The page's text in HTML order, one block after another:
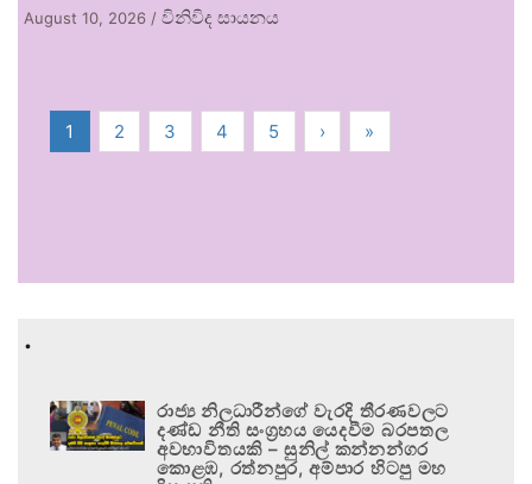
August 10, 2026 / විනිවිද සායනය
1 2 3 4 5 › »
.
රාජ්‍ය නිලධාරීන්ගේ වැරදි තීරණවලට
දණ්ඩ නීති සංග්‍රහය යෙදවීම බරපතල
අවභාවිතයකි – සුනිල් කන්නන්ගර
කොළඹ, රත්නපුර, අම්පාර හිටපු මහ